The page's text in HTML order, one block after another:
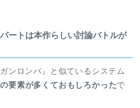
ートは本作らしい討論バトルが
ンロンパ』と似ているシステム
要素が多くておもしろかったで